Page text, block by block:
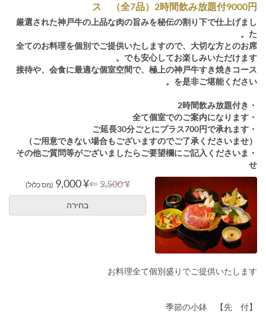
ス （全7品）2時間飲み放題付9000円
厳選された神戸牛の上品な肉の旨みを秘伝の割り下で仕上げまし
た。
全てのお料理を個別でご提供いたしますので、大切な方とのお席
でも安心してお楽しみいただけます。
接待や、会食に最適な個室空間で、極上の神戸牛すき焼きコース
を是非ご堪能ください。
・2時間飲み放題付き
・全て個室でのご案内になります
・ご延長30分ごとにプラス700円で承れます
（ご用意できない場合もございますのでご了承くださいませ）
・その他ご質問等がございましたらご要望欄にご記入くださいま
せ
¥ 9,500
⇐
¥ 9,000 (מס כלול)
בחירה
お料理全て個別盛りでご提供いたします
【先 付】 季節の小鉢